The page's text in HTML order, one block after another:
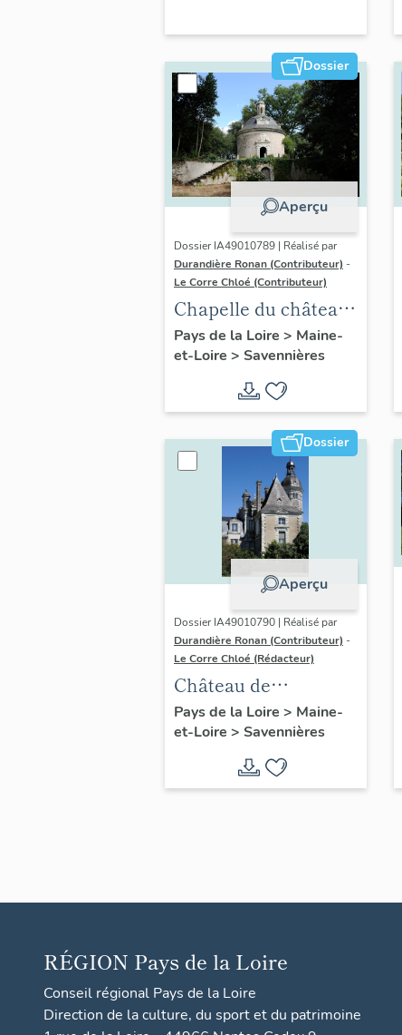
Dossier
Aperçu
Dossier IA49010789 | Réalisé par
Durandière Ronan (Contributeur) -
Le Corre Chloé (Contributeur)
Chapelle du château
de Varennes
Pays de la Loire > Maine-
et-Loire > Savennières
Dossier
Aperçu
Dossier IA49010790 | Réalisé par
Durandière Ronan (Contributeur) -
Le Corre Chloé (Rédacteur)
Château de
Varennes
Pays de la Loire > Maine-
et-Loire > Savennières
RÉGION Pays de la Loire
Conseil régional Pays de la Loire
Direction de la culture, du sport et du patrimoine